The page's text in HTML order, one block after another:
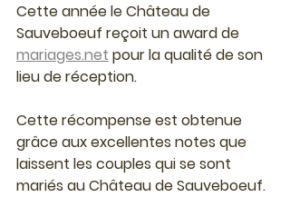
Cette année le Château de
Sauveboeuf reçoit un award de
mariages.net pour la qualité de son
lieu de réception.
Cette récompense est obtenue
grâce aux excellentes notes que
laissent les couples qui se sont
mariés au Château de Sauveboeuf.